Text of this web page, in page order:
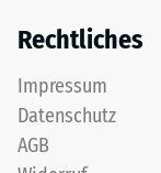
Rechtliches
Impressum
Datenschutz
AGB